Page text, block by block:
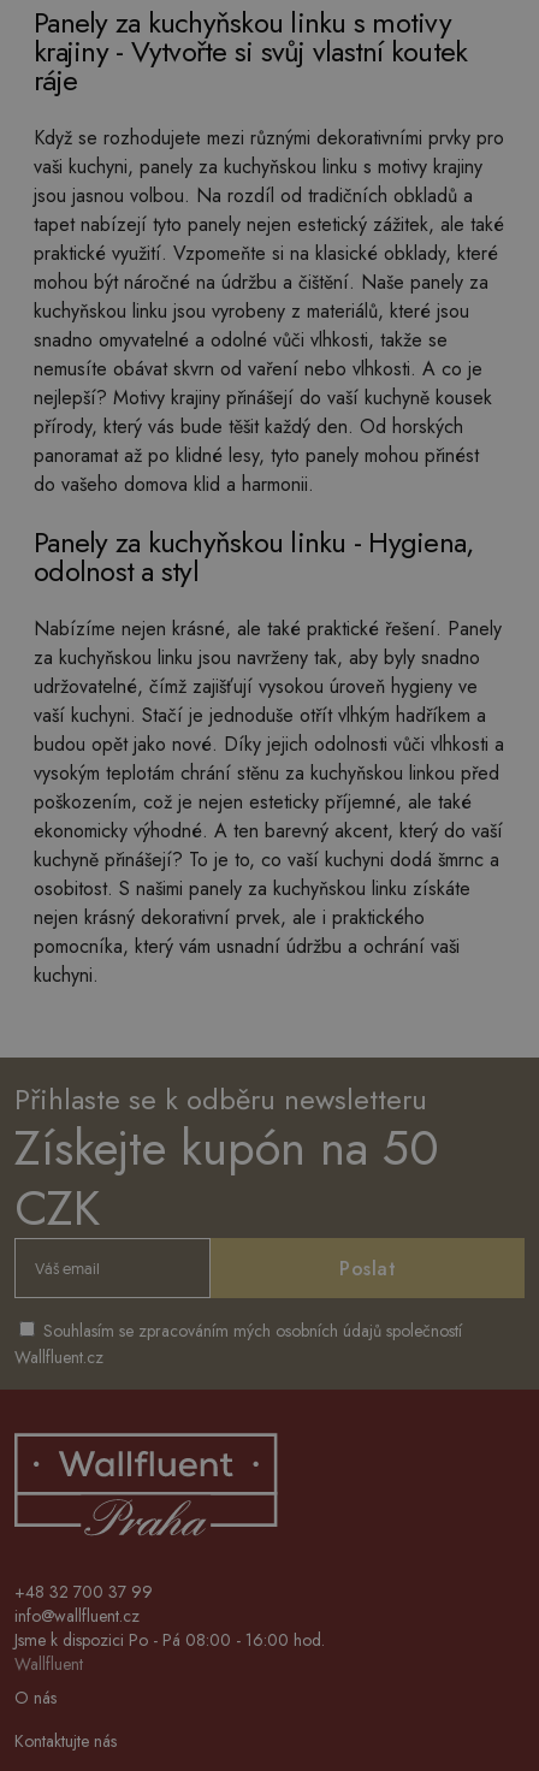
Panely za kuchyňskou linku s motivy
krajiny - Vytvořte si svůj vlastní koutek
ráje
Když se rozhodujete mezi různými dekorativními prvky pro
vaši kuchyni, panely za kuchyňskou linku s motivy krajiny
jsou jasnou volbou. Na rozdíl od tradičních obkladů a
tapet nabízejí tyto panely nejen estetický zážitek, ale také
praktické využití. Vzpomeňte si na klasické obklady, které
mohou být náročné na údržbu a čištění. Naše panely za
kuchyňskou linku jsou vyrobeny z materiálů, které jsou
snadno omyvatelné a odolné vůči vlhkosti, takže se
nemusíte obávat skvrn od vaření nebo vlhkosti. A co je
nejlepší? Motivy krajiny přinášejí do vaší kuchyně kousek
přírody, který vás bude těšit každý den. Od horských
panoramat až po klidné lesy, tyto panely mohou přinést
do vašeho domova klid a harmonii.
Panely za kuchyňskou linku - Hygiena,
odolnost a styl
Nabízíme nejen krásné, ale také praktické řešení. Panely
za kuchyňskou linku jsou navrženy tak, aby byly snadno
udržovatelné, čímž zajišťují vysokou úroveň hygieny ve
vaší kuchyni. Stačí je jednoduše otřít vlhkým hadříkem a
budou opět jako nové. Díky jejich odolnosti vůči vlhkosti a
vysokým teplotám chrání stěnu za kuchyňskou linkou před
poškozením, což je nejen esteticky příjemné, ale také
ekonomicky výhodné. A ten barevný akcent, který do vaší
kuchyně přinášejí? To je to, co vaší kuchyni dodá šmrnc a
osobitost. S našimi panely za kuchyňskou linku získáte
nejen krásný dekorativní prvek, ale i praktického
pomocníka, který vám usnadní údržbu a ochrání vaši
kuchyni.
Přihlaste se k odběru newsletteru
Získejte kupón na 50
CZK
Poslat
Souhlasím se zpracováním mých osobních údajů společností
Wallfluent.cz
+48 32 700 37 99
info@wallfluent.cz
Jsme k dispozici Po - Pá 08:00 - 16:00 hod.
Wallfluent
O nás
Kontaktujte nás